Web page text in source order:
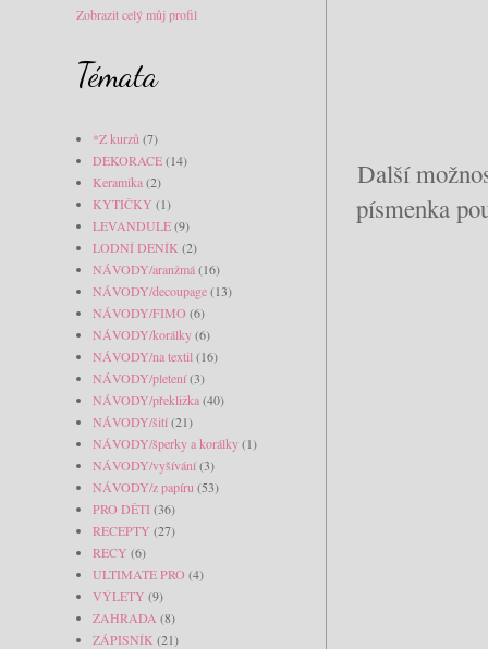
Další
písmenka
Zobrazit celý můj profil
Témata
*Z kurzů (7)
DEKORACE(14)
Keramika(2)
KYTIČKY (1)
LEVANDULE(9)
LODNÍ DENÍK (2)
NÁVODY/aranžmá(16)
NÁVODY/decoupage(13)
NÁVODY/FIMO (6)
NÁVODY/korálky(6)
NÁVODY/na textil (16)
NÁVODY/pletení(3)
NÁVODY/překližka(40)
NÁVODY/šití(21)
NÁVODY/šperky a korálky(1)
NÁVODY/vyšívání(3)
NÁVODY/z papíru (53)
PRO DĚTI(36)
RECEPTY (27)
RECY (6)
ULTIMATE PRO (4)
VÝLETY (9)
ZAHRADA (8)
ZÁPISNÍK (21)